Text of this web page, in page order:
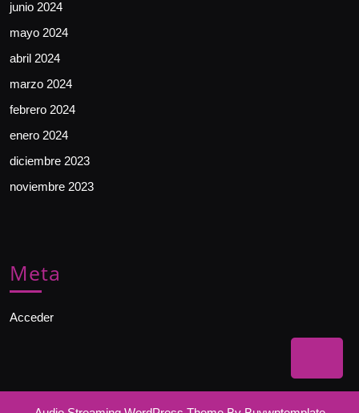
to
junio 2024
mayo 2024
abril 2024
marzo 2024
febrero 2024
enero 2024
diciembre 2023
noviembre 2023
Meta
Acceder